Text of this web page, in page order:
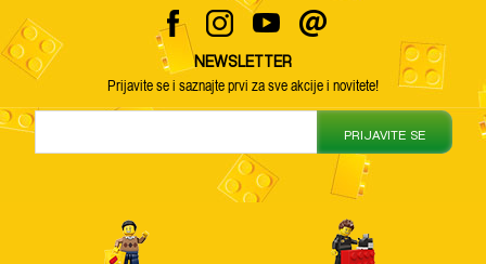
NEWSLETTER
Prijavite se i saznajte prvi za sve akcije i novitete!
PRIJAVITE SE